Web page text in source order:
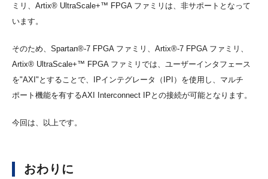
ミリ、Artix® UltraScale+™ FPGA ファミリは、非サポートとなって
います。
そのため、Spartan®-7 FPGA ファミリ、Artix®-7 FPGA ファミリ、
Artix® UltraScale+™ FPGA ファミリでは、ユーザーインタフェース
を"AXI"とすることで、IPインテグレータ（IPI）を使用し、マルチ
ポート機能を有するAXI Interconnect IPとの接続が可能となります。
今回は、以上です。
おわりに